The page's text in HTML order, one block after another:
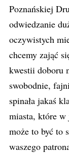
Poznańskiej
odwiedzanie
oczywistych
chcemy zająć
kwestii doboru
swobodnie,
spinała jakaś
miasta, które w
może to być to
waszego